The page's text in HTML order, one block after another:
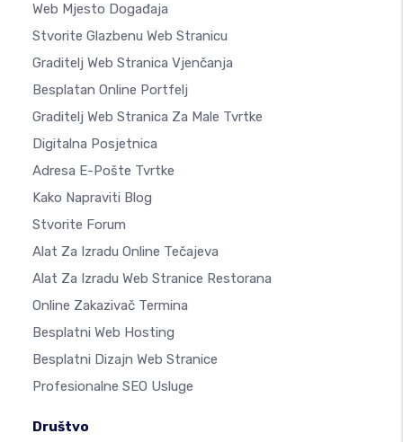
Web Mjesto Događaja
Stvorite Glazbenu Web Stranicu
Graditelj Web Stranica Vjenčanja
Besplatan Online Portfelj
Graditelj Web Stranica Za Male Tvrtke
Digitalna Posjetnica
Adresa E-Pošte Tvrtke
Kako Napraviti Blog
Stvorite Forum
Alat Za Izradu Online Tečajeva
Alat Za Izradu Web Stranice Restorana
Online Zakazivač Termina
Besplatni Web Hosting
Besplatni Dizajn Web Stranice
Profesionalne SEO Usluge
Društvo